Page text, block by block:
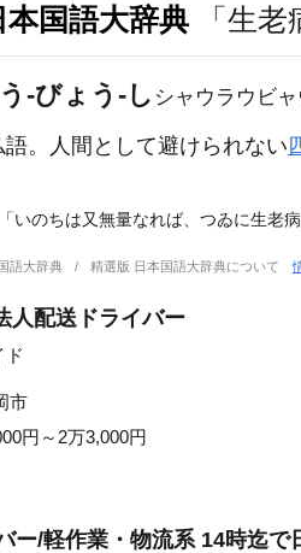
国語大辞典 「生
‐びょう‐し シャウラウビ
語。人間として避けられない
いのちは又無量なれば、つゐに生老
語大辞典 精選版 日本国語大辞典について
人配送ドライバー
ド
市
円～2万3,000円
ー/軽作業・物流系 14時迄